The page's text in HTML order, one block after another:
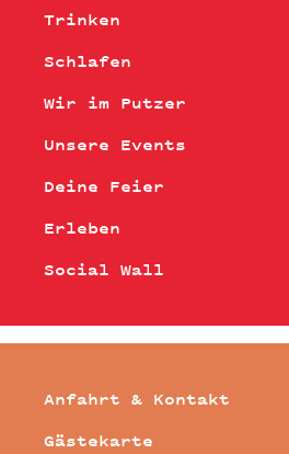
Trinken
Schlafen
Wir im Putzer
Unsere Events
Deine Feier
Erleben
Social Wall
Anfahrt & Kontakt
Gästekarte